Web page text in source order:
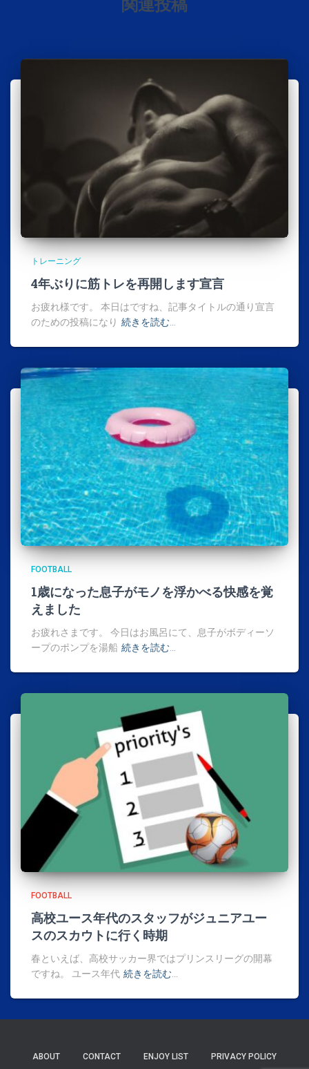
トレーニング
4年ぶりに筋トレを再開します宣言
お疲れ様です。 本日はですね、記事タイトルの通り宣言
のための投稿になり 続きを読む…
FOOTBALL
1歳になった息子がモノを浮かべる快感を覚
えました
お疲れさまです。 今日はお風呂にて、息子がボディーソ
ープのポンプを湯船 続きを読む…
FOOTBALL
高校ユース年代のスタッフがジュニアユー
スのスカウトに行く時期
春といえば、高校サッカー界ではプリンスリーグの開幕
ですね。 ユース年代 続きを読む…
ABOUT CONTACT ENJOY LIST PRIVACY POLICY